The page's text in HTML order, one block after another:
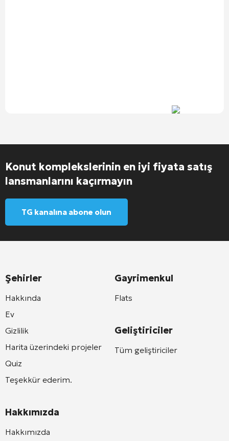
Konut komplekslerinin en iyi fiyata satış
lansmanlarını kaçırmayın
TG kanalına abone olun
Şehirler
Hakkında
Ev
Gizlilik
Harita üzerindeki projeler
Quiz
Teşekkür ederim.
Hakkımızda
Hakkımızda
Gayrimenkul
Flats
Geliştiriciler
Tüm geliştiriciler